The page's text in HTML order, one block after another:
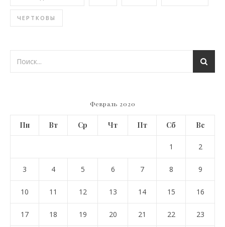
ЧЕРТКОВЫ
Февраль 2020
Пн Вт Ср Чт Пт Сб Вс
1 2
3 4 5 6 7 8 9
10 11 12 13 14 15 16
17 18 19 20 21 22 23